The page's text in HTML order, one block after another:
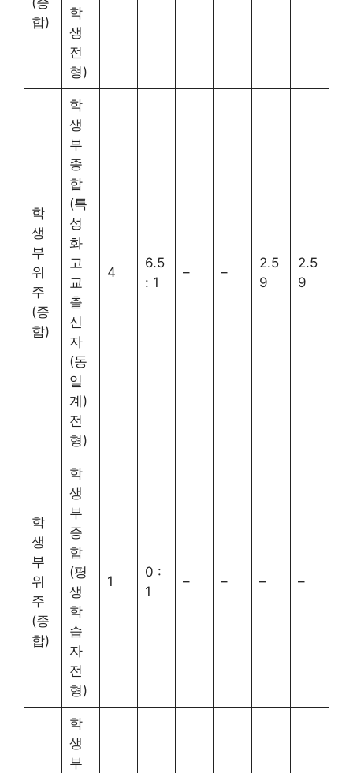
합)
학
생
전
형)
학
생
부
위
주
(종
합)
학
생
부
종
합
(특
성
화
고
교
출
신
자
(동
일
계)
전
형)
4
6.5
: 1
– –
2.5
9
2.5
9
학
생
부
위
주
(종
합)
학
생
부
종
합
(평
생
학
습
자
전
형)
1
0 :
1
– – – –
학
생
부